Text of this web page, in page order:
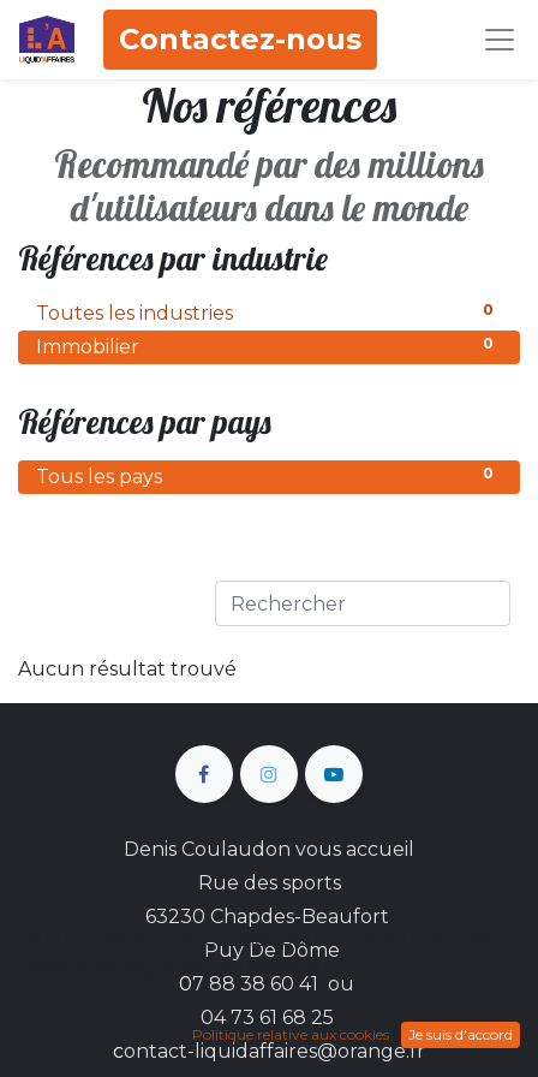
Contactez-nous
Nos références
Recommandé par des millions
d'utilisateurs dans le monde
Références par industrie
0
Toutes les industries
0
Immobilier
Références par pays
0
Tous les pays
Aucun résultat trouvé
Denis Coulaudon vous accueil
Rue des sports
63230 Chapdes-Beaufort
Puy De Dôme
07 88 38 60 41 ou
04 73 61 68 25
contact-liquidaffaires@orange.fr
Nous utilisons des cookies pour vous fournir une
meilleure expérience utilisateur.
Politique relative aux cookies Je suis d'accord